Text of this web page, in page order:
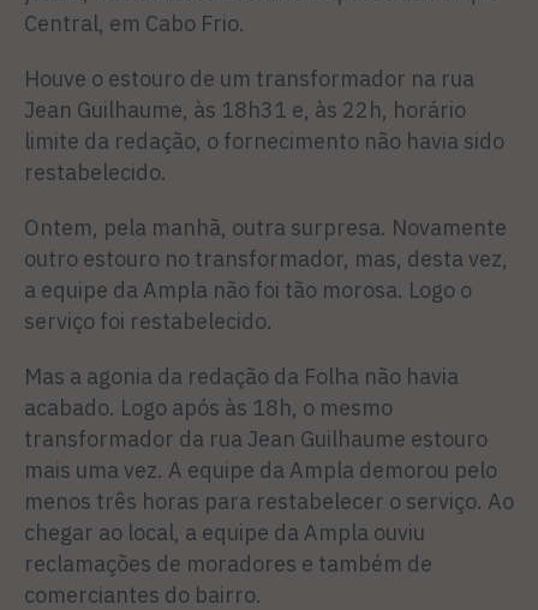
Central, em Cabo Frio.
Houve o estouro de um transformador na rua
Jean Guilhaume, às 18h31 e, às 22h, horário
limite da redação, o fornecimento não havia sido
restabele­cido.
Ontem, pela manhã, ou­tra surpresa. Novamente
outro estouro no transfor­mador, mas, desta vez,
a equipe da Ampla não foi tão morosa. Logo o
servi­ço foi restabelecido.
Mas a agonia da redação da Folha não havia
acabado. Logo após às 18h, o mesmo
transforma­dor da rua Jean Guilhau­me estouro
mais uma vez. A equipe da Ampla demo­rou pelo
menos três horas para restabelecer o servi­ço. Ao
chegar ao local, a equipe da Ampla ouviu
reclamações de moradores e também de
comerciantes do bairro.